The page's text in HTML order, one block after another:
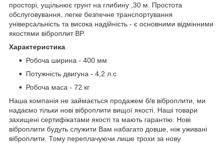
просторі, ущільнює грунт на глибину ,30 м. Простота
обслуговування, легке безпечне транспортування
універсальність та висока надійність - є основними відмінними
якостями віброплит BP.
Характеристика
Робоча ширина - 400 мм
Потужність двигуна - 4,2 л.с
Робоча маса - 72 кг
Наша компанія не займається продажем б/в віброплити, ми
надаємо тільки нові віброплити вищої якості. Наші товари
захищені сертифікатами якості та мають гарантію. Нові
віброплити будуть служити Вам набагато довше, ніж уживані
віброплити. Тому переплачуючи лише трохи за нову